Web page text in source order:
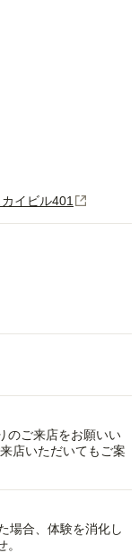
イビル401
のご来店をお願いい
店いただいてもご案
場合、体験を消化し